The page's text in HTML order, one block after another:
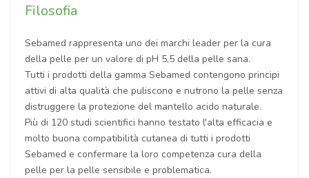
Filosofia
Sebamed rappresenta uno dei marchi leader per la cura
della pelle per un valore di pH 5,5 della pelle sana.
Tutti i prodotti della gamma Sebamed contengono principi
attivi di alta qualità che puliscono e nutrono la pelle senza
distruggere la protezione del mantello acido naturale.
Più di 120 studi scientifici hanno testato l'alta efficacia e
molto buona compatibilità cutanea di tutti i prodotti
Sebamed e confermare la loro competenza cura della
pelle per la pelle sensibile e problematica.